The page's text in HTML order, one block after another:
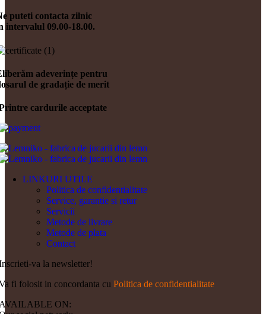
puteti contacta zilnic
intervalul 09.00-18.00.
adeverințe pentru
de gradație de merit
cardurile acceptate
LINKURI UTILE
Politica de confidentialitate
Service, garantie si retur
Servicii
Metode de livrare
Metode de plata
Contact
va la newsletter!
fi folosit in concordanta cu Politica de confidentialitate
ON: